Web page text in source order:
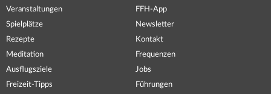
Veranstaltungen
Spielplätze
Rezepte
Meditation
Ausflugsziele
Freizeit-Tipps
FFH-App
Newsletter
Kontakt
Frequenzen
Jobs
Führungen